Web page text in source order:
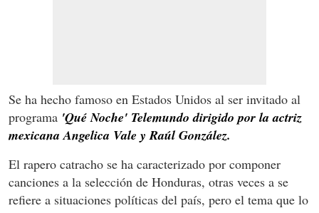
Se ha hecho famoso en Estados Unidos al ser invitado al
programa 'Qué Noche' Telemundo dirigido por la actriz
mexicana Angelica Vale y Raúl González.
El rapero catracho se ha caracterizado por componer
canciones a la selección de Honduras, otras veces a se
refiere a situaciones políticas del país, pero el tema que lo